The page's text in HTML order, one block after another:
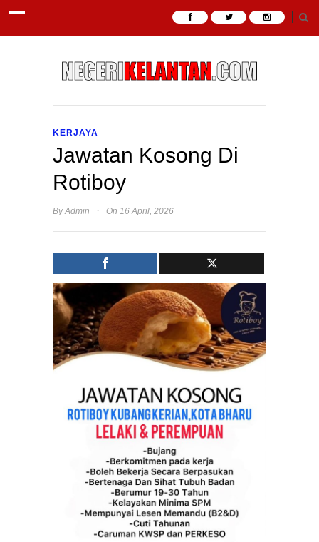
KERJAYA
Jawatan Kosong Di
Rotiboy
ByAdmin · On 16 April, 2026